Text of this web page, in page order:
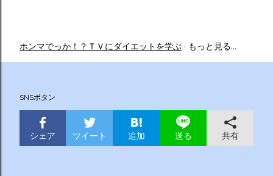
ホンマでっか！？ＴＶにダイエットを学ぶ もっと見る…
SNSボタン
シェア ツイート 追加 送る 共有